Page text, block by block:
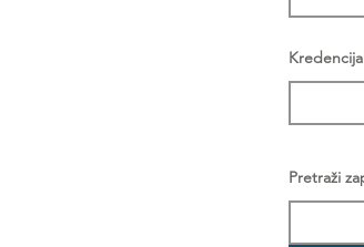
Pretraži